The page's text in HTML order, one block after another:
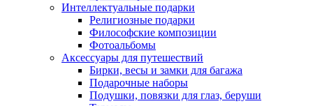
Интеллектуальные подарки
Религиозные подарки
Философские композиции
Фотоальбомы
Аксессуары для путешествий
Бирки, весы и замки для багажа
Подарочные наборы
Подушки, повязки для глаз, беруши